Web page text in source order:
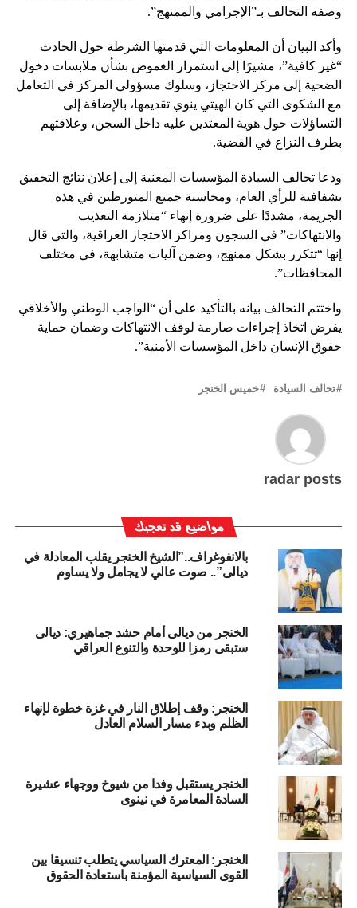
وصفه التحالف بـ”الإجرامي والممنهج”.
وأكد البيان أن المعلومات التي قدمتها الشرطة حول الحادث
“غير كافية”، مشيرًا إلى استمرار الغموض بشأن ملابسات دخول
الضحية إلى مركز الاحتجاز، وسلوك مسؤولي المركز في التعامل
مع الشكوى التي كان الهيتي ينوي تقديمها، بالإضافة إلى
التساؤلات حول هوية المعتدين عليه داخل السجن، وعلاقتهم
بطرف النزاع في القضية.
ودعا تحالف السيادة المؤسسات المعنية إلى إعلان نتائج التحقيق
بشفافية للرأي العام، ومحاسبة جميع المتورطين في هذه
الجريمة، مشددًا على ضرورة إنهاء “متلازمة التعذيب
والانتهاكات” في السجون ومراكز الاحتجاز العراقية، والتي قال
إنها “تتكرر بشكل ممنهج، وضمن آليات متشابهة، في مختلف
المحافظات”.
واختتم التحالف بيانه بالتأكيد على أن “الواجب الوطني والأخلاقي
يفرض اتخاذ إجراءات صارمة لوقف الانتهاكات وضمان حماية
حقوق الإنسان داخل المؤسسات الأمنية”.
تحالف السيادة خميس الخنجر
radar posts
مواضيع قد تعجبك
بالانفوغراف..”الشيخ الخنجر يقلب المعادلة في
ديالى”.. صوت عالي لا يجامل ولا يساوم
الخنجر من ديالى أمام حشد جماهيري: ديالى
ستبقى رمزا للوحدة والتنوع العراقي
الخنجر: وقف إطلاق النار في غزة خطوة لإنهاء
الظلم وبدء مسار السلام العادل
الخنجر يستقبل وفدا من شيوخ ووجهاء عشيرة
السادة المعامرة في نينوى
الخنجر: المعترك السياسي يتطلب تنسيقا بين
القوى السياسية المؤمنة باستعادة الحقوق